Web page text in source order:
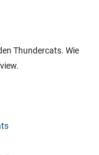
Thundercats. Wie